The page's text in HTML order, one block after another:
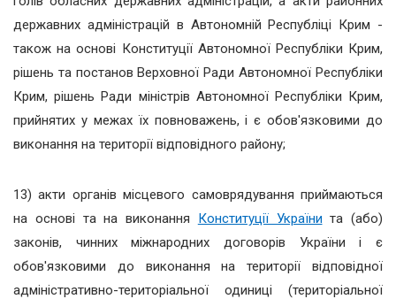
державних адміністрацій в Автономній Республіці Крим -
також на основі Конституції Автономної Республіки Крим,
рішень та постанов Верховної Ради Автономної Республіки
Крим, рішень Ради міністрів Автономної Республіки Крим,
прийнятих у межах їх повноважень, і є обов'язковими до
виконання на території відповідного району;
13) акти органів місцевого самоврядування приймаються
на основі та на виконання Конституції України та (або)
законів, чинних міжнародних договорів України і є
обов'язковими до виконання на території відповідної
адміністративно-територіальної одиниці (територіальної